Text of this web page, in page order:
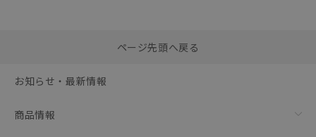
括ダウンロード
ページ先頭へ戻る
お知らせ・最新情報
商品情報